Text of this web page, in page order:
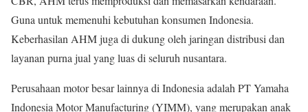
Guna untuk memenuhi kebutuhan konsumen Indonesia.
Keberhasilan AHM juga di dukung oleh jaringan distribusi dan
layanan purna jual yang luas di seluruh nusantara.
Perusahaan motor besar lainnya di Indonesia adalah PT Yamaha
Indonesia Motor Manufacturing (YIMM), yang merupakan anak